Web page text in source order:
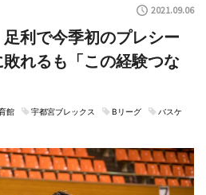
2021.09.06
利で今季初のプレシー
れるも「この経験つな
館 宇都宮ブレックス Bリーグ
バスケ